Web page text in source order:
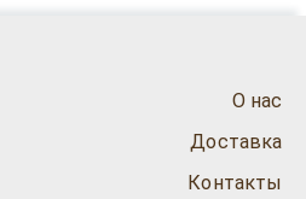
О нас
Доставка
Контакты